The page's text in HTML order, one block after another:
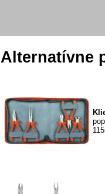
Alternatívne